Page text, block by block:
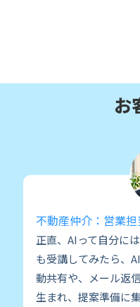
お
不動産仲介：営業担
正直、AIって自分に
も受講してみたら、
動共有や、メール返
生まれ、提案準備に